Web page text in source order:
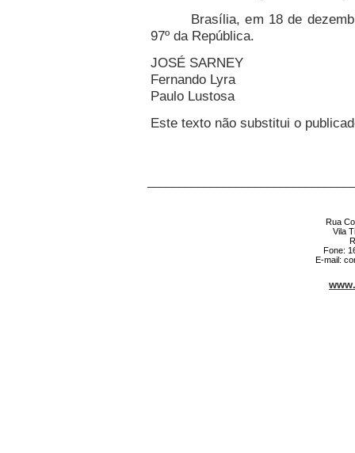
Brasília, em 18 de dezembro
97º da República.
JOSÉ SARNEY
Fernando Lyra
Paulo Lustosa
Este texto não substitui o
Rua
Vila
Fone:
E-mail: